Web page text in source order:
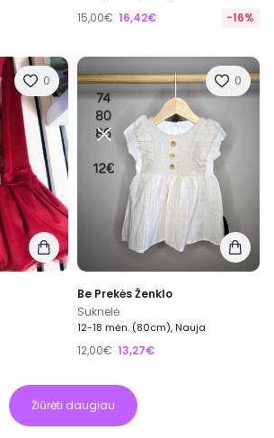
15,00€ 16,42€ -16%
0 0
Be Prekės Ženklo
Suknelė
12-18 mėn. (80cm), Nauja
12,00€ 13,27€
Žiūrėti daugiau